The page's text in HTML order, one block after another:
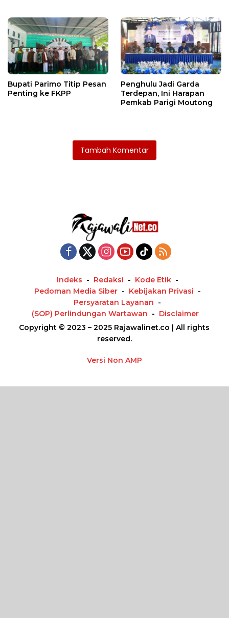
Bupati Parimo Titip Pesan
Penting ke FKPP
Penghulu Jadi Garda
Terdepan, Ini Harapan
Pemkab Parigi Moutong
Tambah Komentar
Indeks Redaksi
Kode Etik
Pedoman Media Siber
Kebijakan Privasi
Persyaratan Layanan
(SOP) Perlindungan Wartawan
Disclaimer
Copyright © 2023 – 2025 Rajawalinet.co | All rights
reserved.
Versi Non AMP